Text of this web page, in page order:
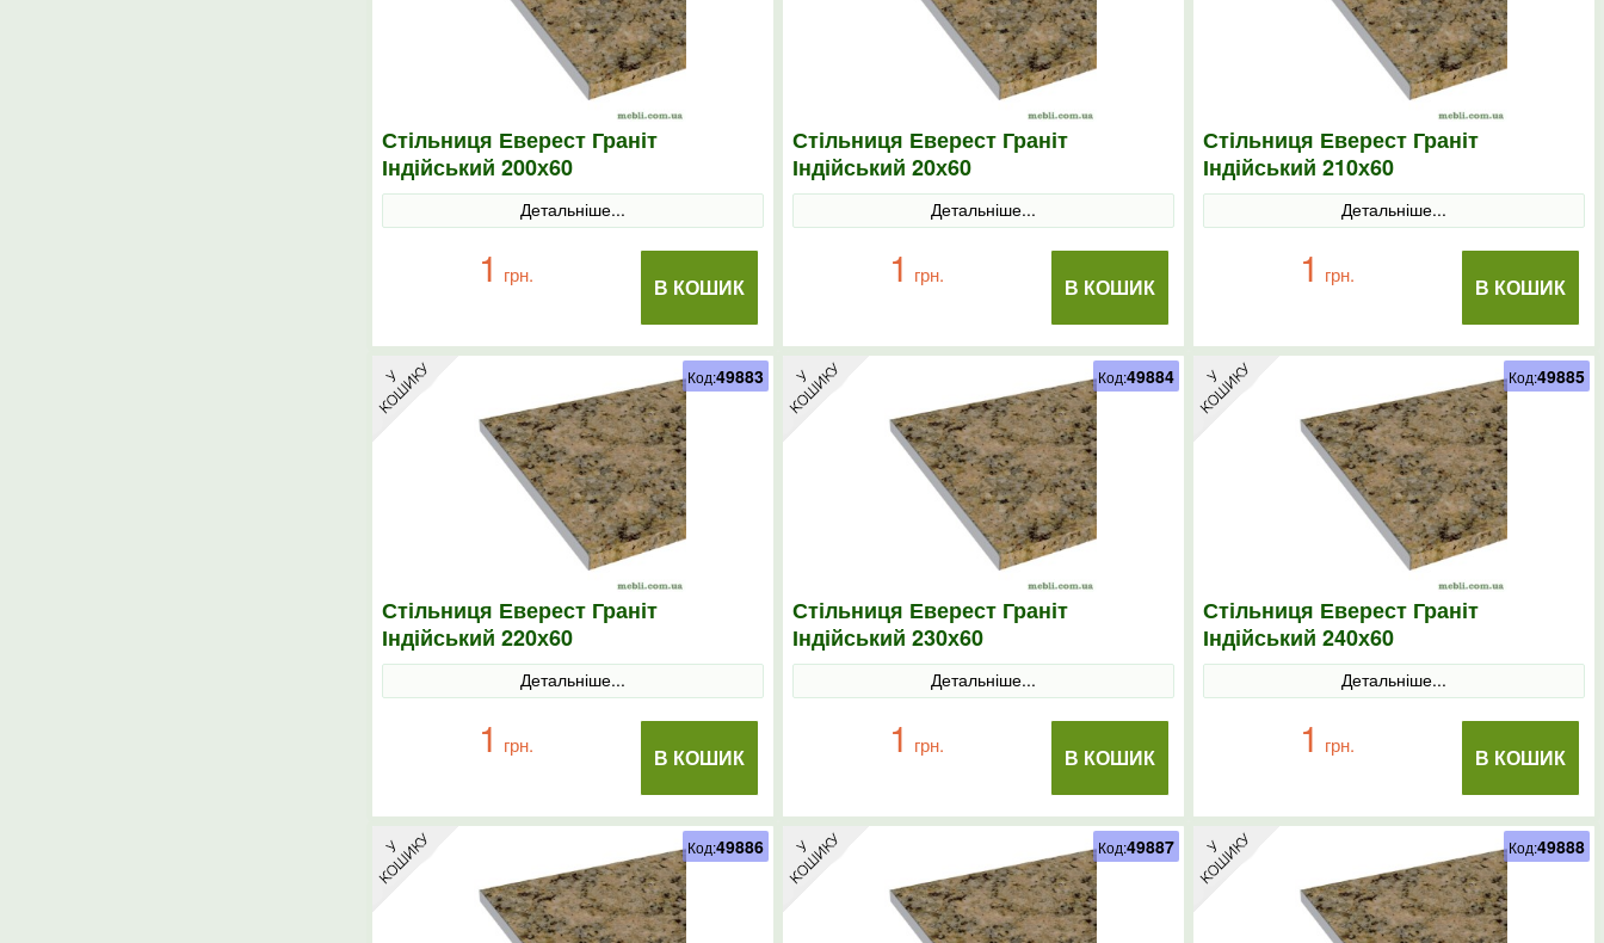
Стільниця Еверест Граніт
Індійський 200х60
Детальніше...
В КОШИК
1 грн.
Стільниця Еверест Граніт
Індійський 20х60
Детальніше...
В КОШИК
1 грн.
Стільниця Еверест Граніт
Індійський 210х60
Детальніше...
В КОШИК
1 грн.
Стільниця Еверест Граніт
Індійський 220х60
Детальніше...
В КОШИК
1 грн.
Код:49883
Стільниця Еверест Граніт
Індійський 230х60
Детальніше...
В КОШИК
1 грн.
Код:49884
Стільниця Еверест Граніт
Індійський 240х60
Детальніше...
В КОШИК
1 грн.
Код:49885
Код:49886 Код:49887 Код:49888